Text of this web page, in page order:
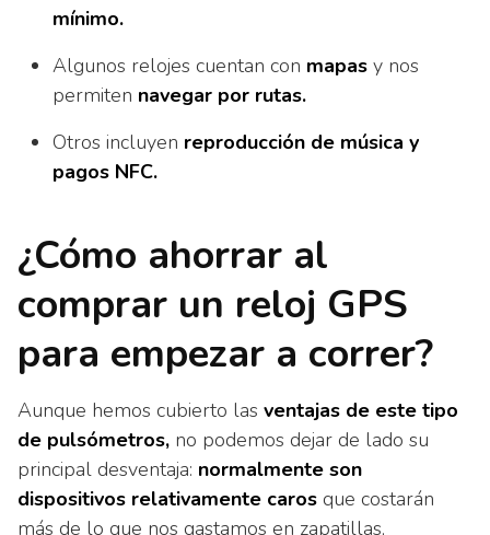
mínimo.
Algunos relojes cuentan con mapas y nos
permiten navegar por rutas.
Otros incluyen reproducción de música y
pagos NFC.
¿Cómo ahorrar al
comprar un reloj GPS
para empezar a correr?
Aunque hemos cubierto las ventajas de este tipo
de pulsómetros, no podemos dejar de lado su
principal desventaja: normalmente son
dispositivos relativamente caros que costarán
más de lo que nos gastamos en zapatillas,